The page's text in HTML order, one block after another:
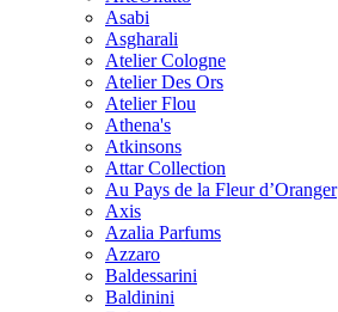
Asabi
Asgharali
Atelier Cologne
Atelier Des Ors
Atelier Flou
Athena's
Atkinsons
Attar Collection
Au Pays de la Fleur d’Oranger
Axis
Azalia Parfums
Azzaro
Baldessarini
Baldinini